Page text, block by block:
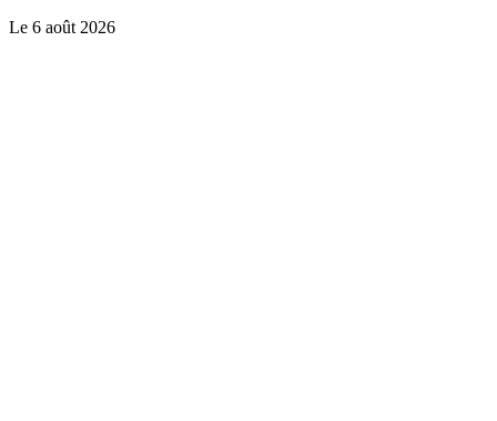
Le 6 août 2026